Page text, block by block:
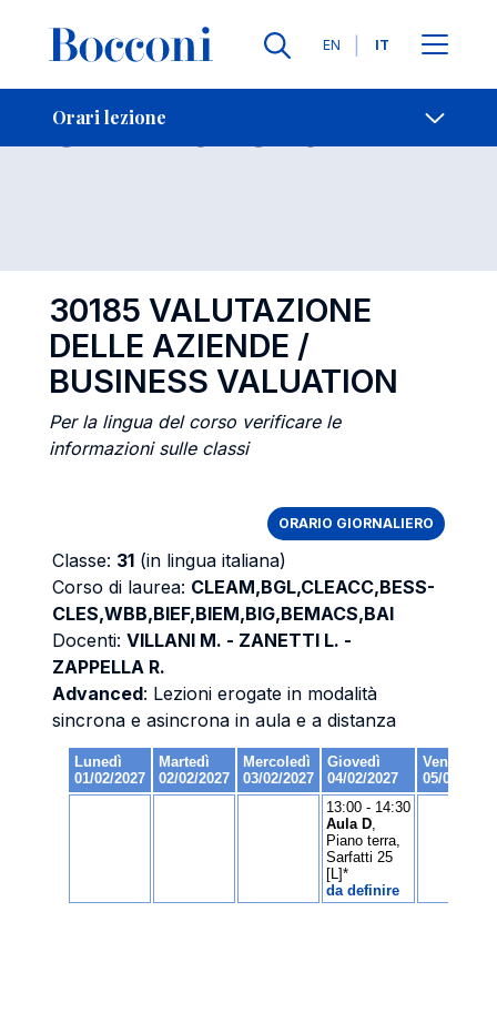
Lingue
EN IT
Orari lezione
-
Orari lezione Open
30185 VALUTAZIONE
DELLE AZIENDE /
BUSINESS VALUATION
Per la lingua del corso verificare le
informazioni sulle classi
ORARIO GIORNALIERO
Classe: 31 (in lingua italiana)
Corso di laurea: CLEAM,BGL,CLEACC,BESS-
CLES,WBB,BIEF,BIEM,BIG,BEMACS,BAI
Docenti: VILLANI M. - ZANETTI L. -
ZAPPELLA R.
Advanced: Lezioni erogate in modalità
sincrona e asincrona in aula e a distanza